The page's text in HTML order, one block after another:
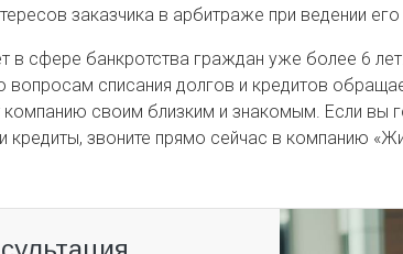
заказчика в арбитраже при ведении
в сфере банкротства граждан уже более 6
вопросам списания долгов и кредитов
компанию своим близким и знакомым. Если вы
кредиты, звоните прямо сейчас в компанию